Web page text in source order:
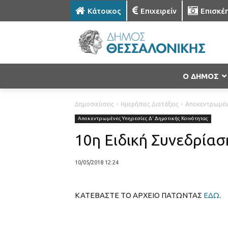
Κάτοικος Επιχειρείν
Ο ΔΗΜΟΣ
Δημοσιεύσεις Ημερήσιες Διατάξεις
Αποκεντρωμένες Υπηρεσίες Δ' Δημοτικής Κοινότητας
10η Ειδική
10/05/2018 12:24
ΚΑΤΕΒΑΣΤΕ ΤΟ ΑΡΧΕΙΟ ΠΑΤΩΝΤΑΣ ΕΔΩ.